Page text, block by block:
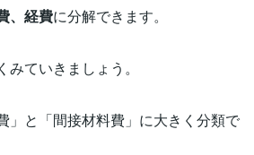
、経費に分解できます。
ていきましょう。
」と「間接材料費」に大きく分類で